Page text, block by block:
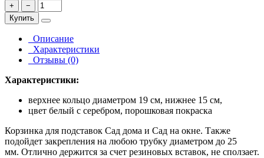
+
−
Купить
Описание
Характеристики
Отзывы (0)
Характеристики:
верхнее кольцо диаметром 19 см, нижнее 15 см,
цвет белый с серебром, порошковая покраска
Корзинка для подставок Сад дома и Сад на окне. Также
подойдет закрепления на любою трубку диаметром до 25
мм. Отлично держится за счет резиновых вставок, не сползает.